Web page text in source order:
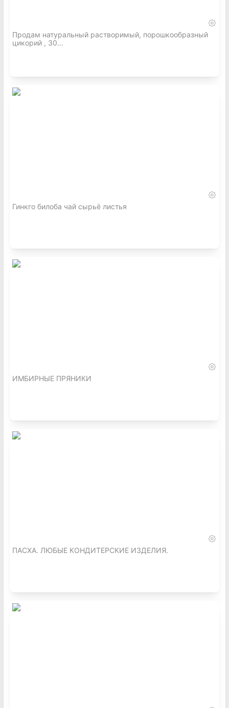
Продам натуральный растворимый, порошкообразный
цикорий , 30...
Гинкго билоба чай сырьё листья
ИМБИРНЫЕ ПРЯНИКИ
ПАСХА. ЛЮБЫЕ КОНДИТЕРСКИЕ ИЗДЕЛИЯ.